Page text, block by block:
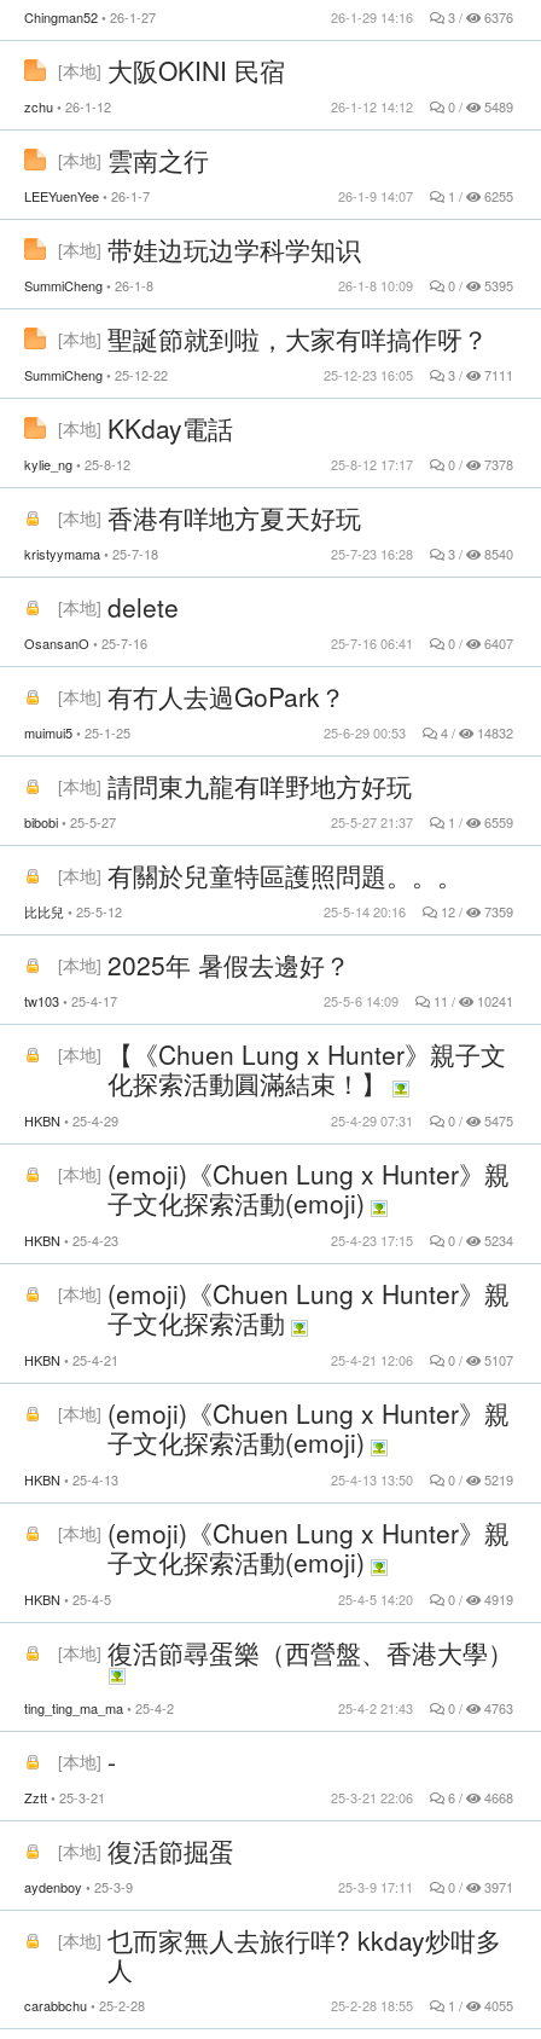
Chingman52 26-1-27 3 / 6376
26-1-29 14:16
[本地] 大阪OKINI 民宿
zchu 26-1-12 0 / 5489
26-1-12 14:12
[本地] 雲南之行
LEEYuenYee 26-1-7 1 / 6255
26-1-9 14:07
[本地] 带娃边玩边学科学知识
SummiCheng 26-1-8 0 / 5395
26-1-8 10:09
[本地] 聖誕節就到啦，大家有咩搞作呀？
SummiCheng 25-12-22 3 / 7111
25-12-23 16:05
[本地] KKday電話
kylie_ng 25-8-12 0 / 7378
25-8-12 17:17
[本地] 香港有咩地方夏天好玩
kristyymama 25-7-18 3 / 8540
25-7-23 16:28
[本地] delete
OsansanO 25-7-16 0 / 6407
25-7-16 06:41
[本地] 有冇人去過GoPark？
muimui5 25-1-25 4 / 14832
25-6-29 00:53
[本地] 請問東九龍有咩野地方好玩
bibobi 25-5-27 1 / 6559
25-5-27 21:37
[本地] 有關於兒童特區護照問題。。。
比比兒 25-5-12 12 / 7359
25-5-14 20:16
[本地] 2025年 暑假去邊好？
tw103 25-4-17 11 / 10241
25-5-6 14:09
[本地]
【《Chuen Lung x Hunter》親子文
化探索活動圓滿結束！】
HKBN 25-4-29 0 / 5475
25-4-29 07:31
[本地] (emoji)《Chuen Lung x Hunter》親
子文化探索活動(emoji)
HKBN 25-4-23 0 / 5234
25-4-23 17:15
[本地] (emoji)《Chuen Lung x Hunter》親
子文化探索活動
HKBN 25-4-21 0 / 5107
25-4-21 12:06
[本地] (emoji)《Chuen Lung x Hunter》親
子文化探索活動(emoji)
HKBN 25-4-13 0 / 5219
25-4-13 13:50
[本地] (emoji)《Chuen Lung x Hunter》親
子文化探索活動(emoji)
HKBN 25-4-5 0 / 4919
25-4-5 14:20
[本地] 復活節尋蛋樂（西營盤、香港大學）
ting_ting_ma_ma 25-4-2 0 / 4763
25-4-2 21:43
[本地] -
Zztt 25-3-21 6 / 4668
25-3-21 22:06
[本地] 復活節掘蛋
aydenboy 25-3-9 0 / 3971
25-3-9 17:11
[本地] 乜而家無人去旅行咩? kkday炒咁多
人
carabbchu 25-2-28 1 / 4055
25-2-28 18:55